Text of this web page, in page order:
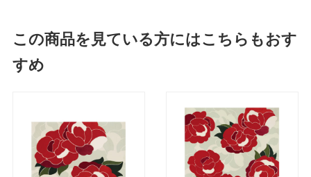
この商品を見ている方にはこちらもおす
すめ